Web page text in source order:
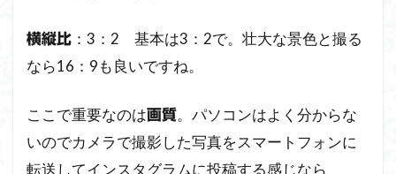
横縦比 ：3：2 基本は3：2で。壮大な景色と撮る
なら16：9も良いですね。
ここで重要なのは画質。パソコンはよく分からな
いのでカメラで撮影した写真をスマートフォンに
転送してインスタグラムに投稿する感じなら